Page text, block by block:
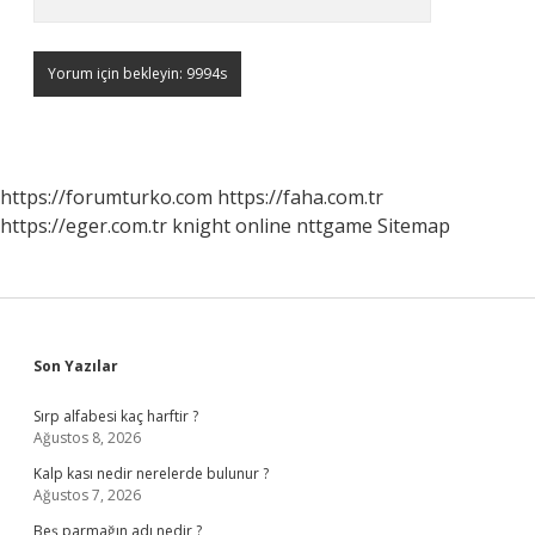
https://forumturko.com https://faha.com.tr
https://eger.com.tr knight online nttgame Sitemap
Sidebar
Son Yazılar
Sırp alfabesi kaç harftir ?
Ağustos 8, 2026
Kalp kası nedir nerelerde bulunur ?
Ağustos 7, 2026
Beş parmağın adı nedir ?